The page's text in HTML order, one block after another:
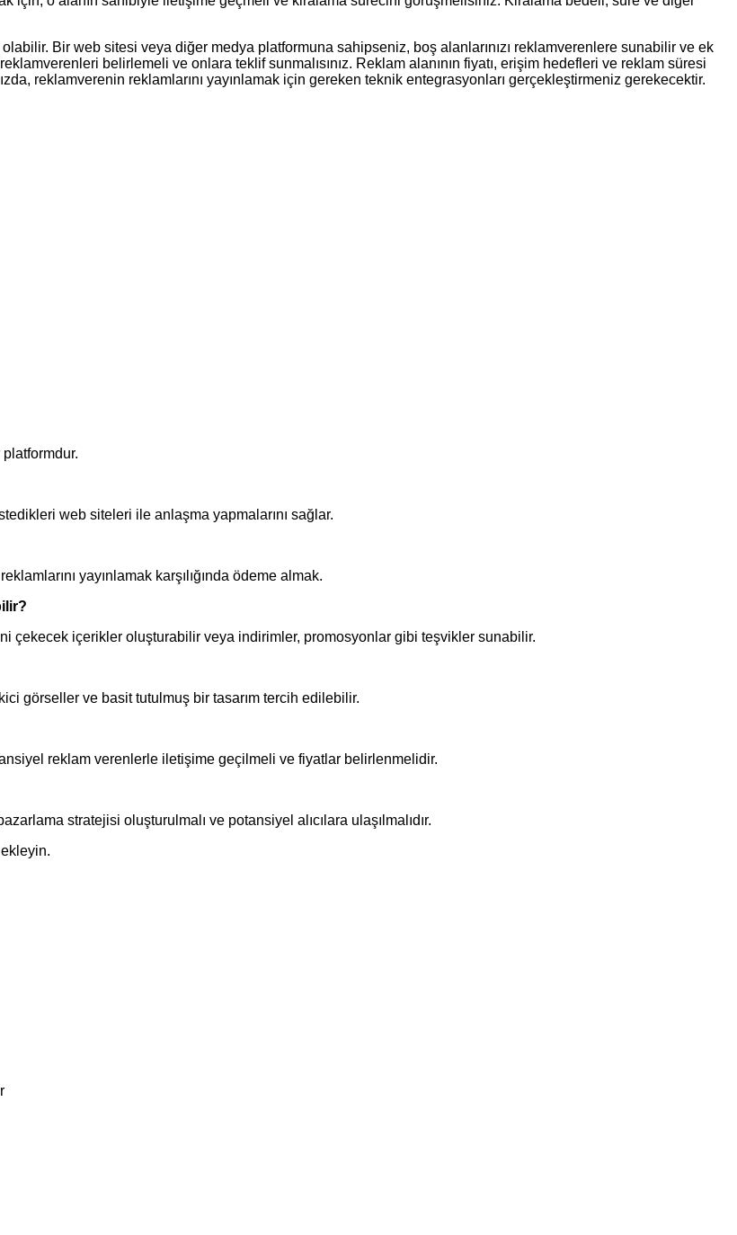
Bir web sitesi veya diğer medya platformuna sahipseniz, boş alanlarınızı reklamverenlere sunabilir ve ek
belirlemeli ve onlara teklif sunmalısınız. Reklam alanının fiyatı, erişim hedefleri ve reklam süresi
reklamverenin reklamlarını yayınlamak için gereken teknik entegrasyonları gerçekleştirmeniz gerekecektir.
web siteleri ile anlaşma yapmalarını sağlar.
yayınlamak karşılığında ödeme almak.
çekecek içerikler oluşturabilir veya indirimler, promosyonlar gibi teşvikler sunabilir.
görseller ve basit tutulmuş bir tasarım tercih edilebilir.
reklam verenlerle iletişime geçilmeli ve fiyatlar belirlenmelidir.
stratejisi oluşturulmalı ve potansiyel alıcılara ulaşılmalıdır.